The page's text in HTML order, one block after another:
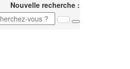
Nouvelle recherche :